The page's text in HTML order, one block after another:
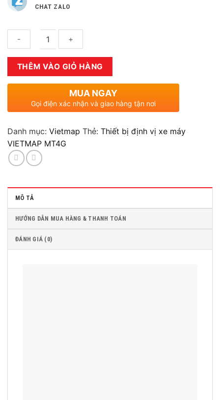
CHAT ZALO
THÊM VÀO GIỎ HÀNG
MUA NGAY
Gọi điện xác nhận và giao hàng tận nơi
Danh mục: Vietmap Thẻ: Thiết bị định vị xe máy
VIETMAP MT4G
MÔ TẢ
HƯỚNG DẪN MUA HÀNG & THANH TOÁN
ĐÁNH GIÁ (0)